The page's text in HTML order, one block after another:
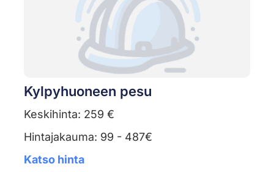
Kylpyhuoneen pesu
Keskihinta: 259 €
Hintajakauma: 99 - 487€
Katso hinta